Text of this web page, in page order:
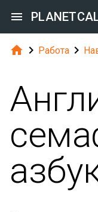

  Работа 